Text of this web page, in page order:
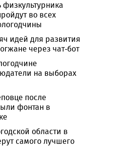
физкультурника
во всех
идей для развития
через чат-бот
на выборах
после
фонтан в
области в
самого лучшего